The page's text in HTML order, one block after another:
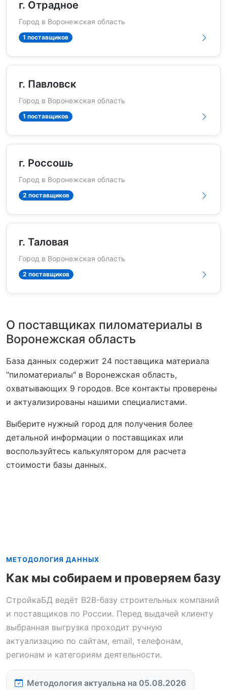
г. Отрадное
Город в Воронежская область
1 поставщиков
г. Павловск
Город в Воронежская область
1 поставщиков
г. Россошь
Город в Воронежская область
2 поставщиков
г. Таловая
Город в Воронежская область
2 поставщиков
О поставщиках пиломатериалы в
Воронежская область
База данных содержит 24 поставщика материала
"пиломатериалы" в Воронежская область,
охватывающих 9 городов. Все контакты проверены
и актуализированы нашими специалистами.
Выберите нужный город для получения более
детальной информации о поставщиках или
воспользуйтесь калькулятором для расчета
стоимости базы данных.
МЕТОДОЛОГИЯ ДАННЫХ
Как мы собираем и проверяем базу
СтройкаБД ведёт B2B-базу строительных компаний
и поставщиков по России. Перед выдачей клиенту
выбранная выгрузка проходит ручную
актуализацию по сайтам, email, телефонам,
регионам и категориям деятельности.
Методология актуальна на 05.08.2026